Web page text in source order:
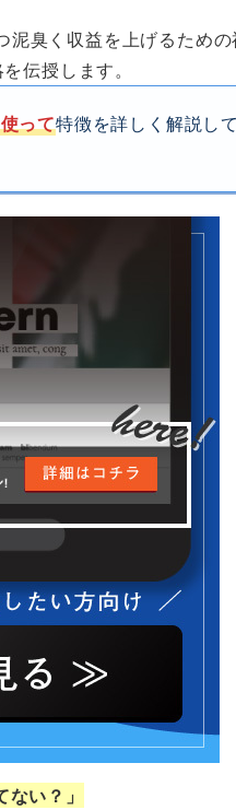
臭く収益を上げるための
伝授します。
って特徴を詳しく解説し
い？」